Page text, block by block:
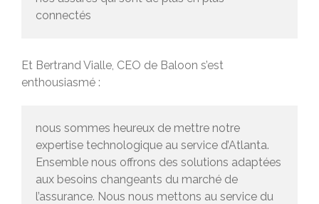
connectés
Et Bertrand Vialle, CEO de Baloon s’est
enthousiasmé :
nous sommes heureux de mettre notre
expertise technologique au service d’Atlanta.
Ensemble nous offrons des solutions adaptées
aux besoins changeants du marché de
l’assurance. Nous nous mettons au service du